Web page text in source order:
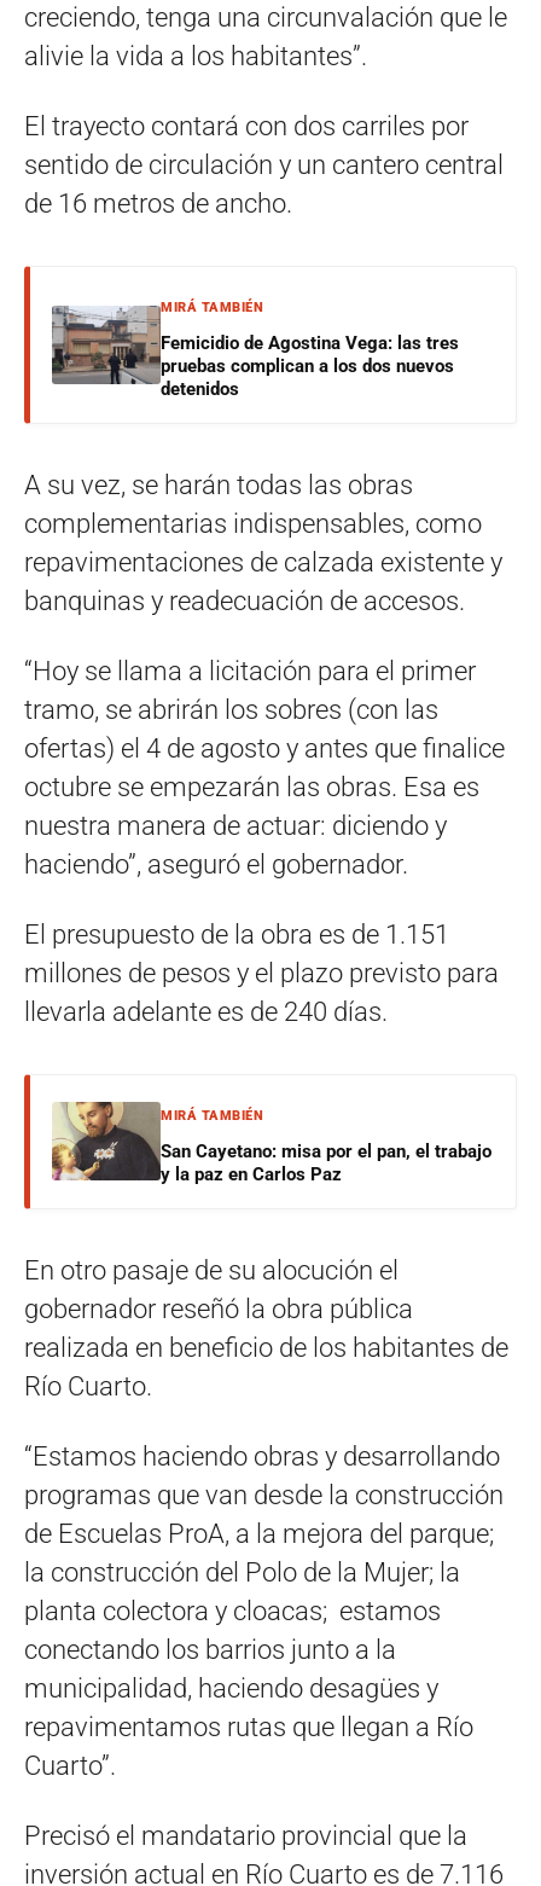
creciendo, tenga una circunvalación que le
alivie la vida a los habitantes”.
El trayecto contará con dos carriles por
sentido de circulación y un cantero central
de 16 metros de ancho.
MIRÁ TAMBIÉN
Femicidio de Agostina Vega: las tres
pruebas complican a los dos nuevos
detenidos
A su vez, se harán todas las obras
complementarias indispensables, como
repavimentaciones de calzada existente y
banquinas y readecuación de accesos.
“Hoy se llama a licitación para el primer
tramo, se abrirán los sobres (con las
ofertas) el 4 de agosto y antes que finalice
octubre se empezarán las obras. Esa es
nuestra manera de actuar: diciendo y
haciendo”, aseguró el gobernador.
El presupuesto de la obra es de 1.151
millones de pesos y el plazo previsto para
llevarla adelante es de 240 días.
MIRÁ TAMBIÉN
San Cayetano: misa por el pan, el trabajo
y la paz en Carlos Paz
En otro pasaje de su alocución el
gobernador reseñó la obra pública
realizada en beneficio de los habitantes de
Río Cuarto.
“Estamos haciendo obras y desarrollando
programas que van desde la construcción
de Escuelas ProA, a la mejora del parque;
la construcción del Polo de la Mujer; la
planta colectora y cloacas; estamos
conectando los barrios junto a la
municipalidad, haciendo desagües y
repavimentamos rutas que llegan a Río
Cuarto”.
Precisó el mandatario provincial que la
inversión actual en Río Cuarto es de 7.116